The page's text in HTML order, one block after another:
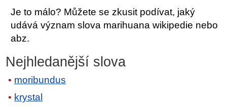
Je to málo? Můžete se zkusit podívat, jaký
udává význam slova marihuana wikipedie nebo
abz.
Nejhledanější slova
moribundus
krystal